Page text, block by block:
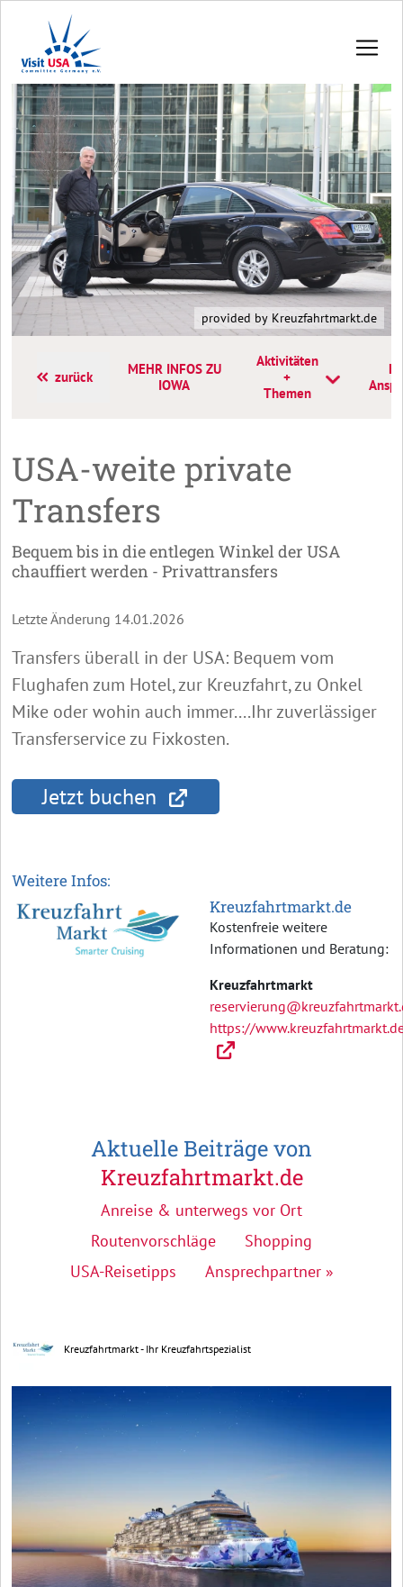
provided by Kreuzfahrtmarkt.de
zurück
MEHR INFOS ZU
IOWA
Aktivitäten
+
Themen
USA-weite private
Transfers
Bequem bis in die entlegen Winkel der USA
chauffiert werden - Privattransfers
Letzte Änderung 14.01.2026
Transfers überall in der USA: Bequem vom
Flughafen zum Hotel, zur Kreuzfahrt, zu Onkel
Mike oder wohin auch immer....Ihr zuverlässiger
Transferservice zu Fixkosten.
Jetzt buchen
Weitere Infos:
Kreuzfahrtmarkt.de
Kostenfreie weitere
Informationen und Beratung:
Kreuzfahrtmarkt
https://
Aktuelle Beiträge von
Kreuzfahrtmarkt.de
Anreise & unterwegs vor Ort
Routenvorschläge
Shopping
USA-Reisetipps
Ansprechpartner »
Kreuzfahrtmarkt - Ihr Kreuzfahrtspezialist